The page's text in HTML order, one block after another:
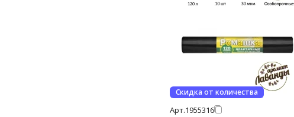
Скидка от количества
Арт.1955316